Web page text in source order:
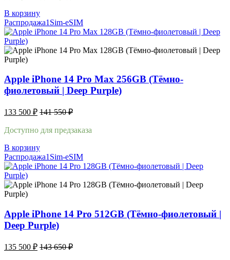
В корзину
Распродажа1Sim-eSIM
Apple iPhone 14 Pro Max 256GB (Тёмно-
фиолетовый | Deep Purple)
133 500 ₽ 141 550₽
Доступно для предзаказа
В корзину
Распродажа1Sim-eSIM
Apple iPhone 14 Pro 512GB (Тёмно-фиолетовый |
Deep Purple)
135 500 ₽ 143 650₽